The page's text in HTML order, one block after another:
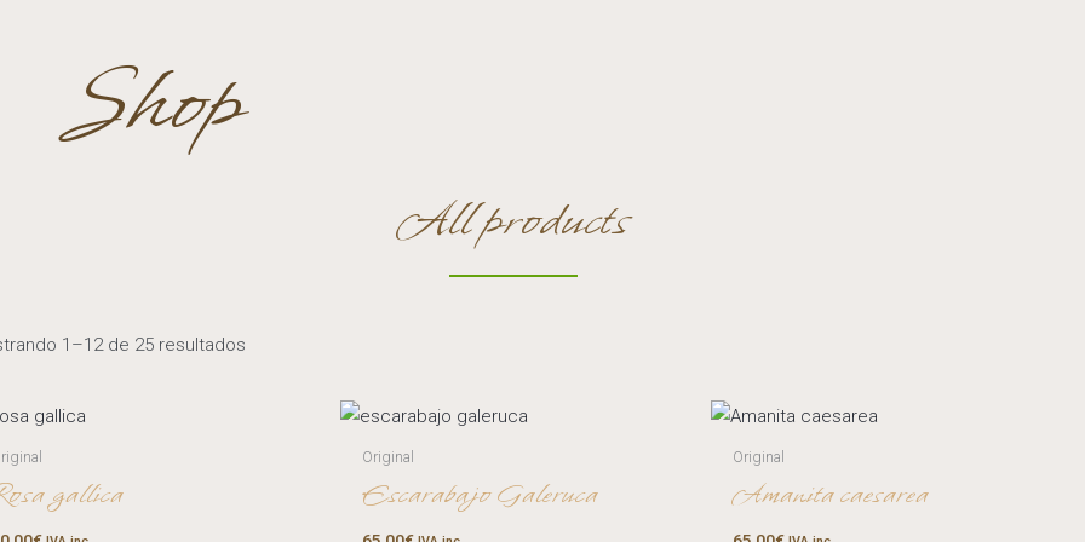
Shop
All products
1–12 de 25 resultados
gallica
Original
Escarabajo Galeruca
Original
Amanita caesarea